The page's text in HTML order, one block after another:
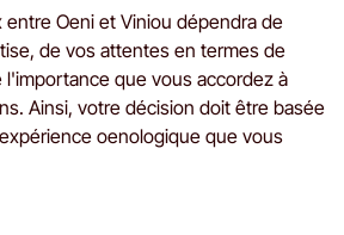
entre Oeni et Viniou dépendra de
de vos attentes en termes de
que vous accordez à
Ainsi, votre décision doit être basée
oenologique que vous